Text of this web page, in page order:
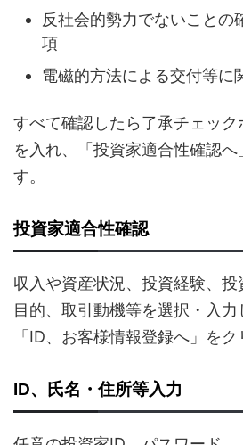
反社会的勢力でないことの
項
電磁的方法による交付等に
すべて確認したら了承チェック
を入れ、「投資家適合性確認へ
す。
投資家適合性確認
収入や資産状況、投資経験、
目的、取引動機等を選択・入
「ID、お客様情報登録へ」をク
ID、氏名・住所等入力